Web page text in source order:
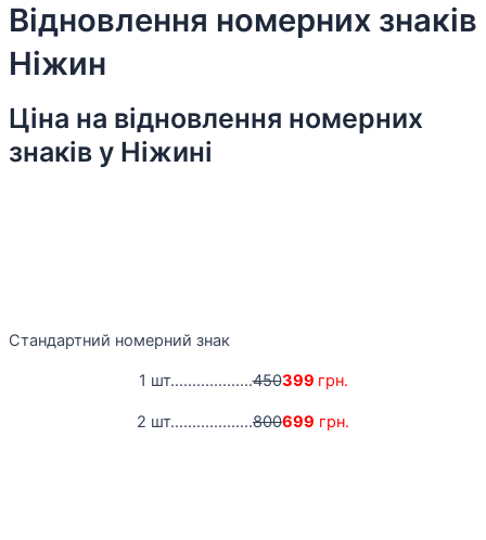
Відновлення номерних знаків
Ніжин
Ціна на відновлення номерних
знаків у Ніжині
Стандартний номерний знак
1 шт...................450399 грн.
2 шт...................800699 грн.